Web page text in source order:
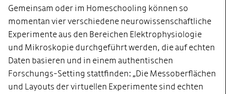
Gemeinsam oder im Homeschooling können so
momentan vier verschiedene neurowissenschaftliche
Experimente aus den Bereichen Elektrophysiologie
und Mikroskopie durchgeführt werden, die auf echten
Daten basieren und in einem authentischen
Forschungs-Setting stattfinden: „Die Messoberflächen
und Layouts der virtuellen Experimente sind echten